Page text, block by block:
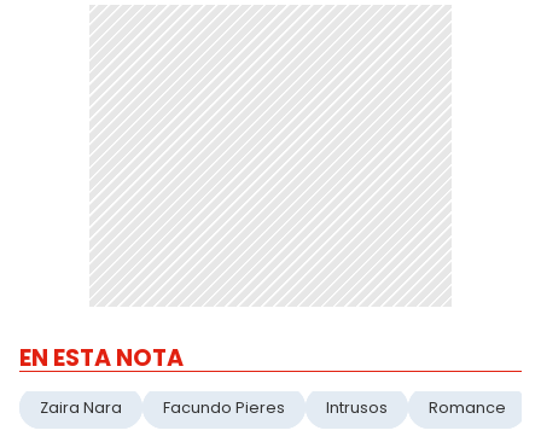
EN ESTA NOTA
Zaira Nara Facundo Pieres Intrusos Romance